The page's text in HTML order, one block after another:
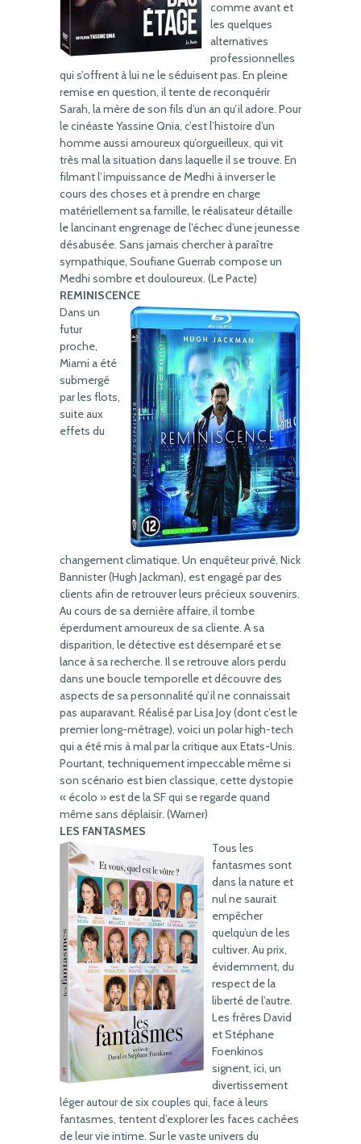
comme avant et
les quelques
alternatives
professionnelles
qui s’offrent à lui ne le séduisent pas. En pleine
remise en question, il tente de reconquérir
Sarah, la mère de son fils d’un an qu’il adore. Pour
le cinéaste Yassine Qnia, c’est l’histoire d’un
homme aussi amoureux qu’orgueilleux, qui vit
très mal la situation dans laquelle il se trouve. En
filmant l’impuissance de Medhi à inverser le
cours des choses et à prendre en charge
matériellement sa famille, le réalisateur détaille
le lancinant engrenage de l’échec d’une jeunesse
désabusée. Sans jamais chercher à paraître
sympathique, Soufiane Guerrab compose un
Medhi sombre et douloureux. (Le Pacte)
REMINISCENCE
Dans un
futur
proche,
Miami a été
submergé
par les flots,
suite aux
effets du
changement climatique. Un enquêteur privé, Nick
Bannister (Hugh Jackman), est engagé par des
clients afin de retrouver leurs précieux souvenirs.
Au cours de sa dernière affaire, il tombe
éperdument amoureux de sa cliente. A sa
disparition, le détective est désemparé et se
lance à sa recherche. Il se retrouve alors perdu
dans une boucle temporelle et découvre des
aspects de sa personnalité qu’il ne connaissait
pas auparavant. Réalisé par Lisa Joy (dont c’est le
premier long-métrage), voici un polar high-tech
qui a été mis à mal par la critique aux Etats-Unis.
Pourtant, techniquement impeccable même si
son scénario est bien classique, cette dystopie
« écolo » est de la SF qui se regarde quand
même sans déplaisir. (Warner)
LES FANTASMES
Tous les
fantasmes sont
dans la nature et
nul ne saurait
empêcher
quelqu’un de les
cultiver. Au prix,
évidemment, du
respect de la
liberté de l’autre.
Les frères David
et Stéphane
Foenkinos
signent, ici, un
divertissement
léger autour de six couples qui, face à leurs
fantasmes, tentent d’explorer les faces cachées
de leur vie intime. Sur le vaste univers du